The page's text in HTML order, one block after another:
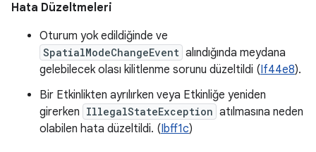
Hata Düzeltmeleri
Oturum yok edildiğinde ve
SpatialModeChangeEvent alındığında meydana
gelebilecek olası kilitlenme sorunu düzeltildi (If44e8).
Bir Etkinlikten ayrılırken veya Etkinliğe yeniden
girerken IllegalStateException atılmasına neden
olabilen hata düzeltildi. (Ibff1c)